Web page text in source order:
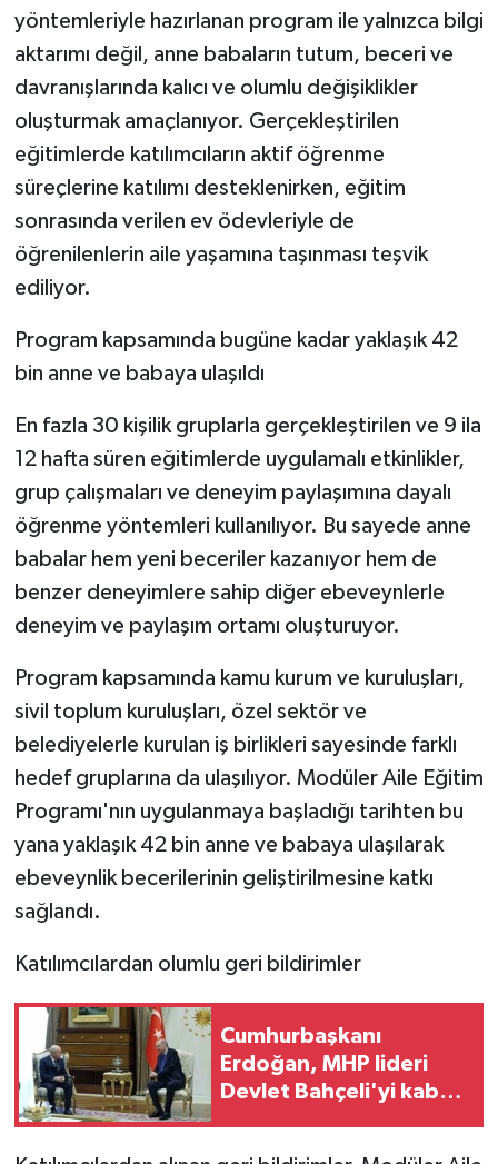
yöntemleriyle hazırlanan program ile yalnızca bilgi
aktarımı değil, anne babaların tutum, beceri ve
davranışlarında kalıcı ve olumlu değişiklikler
oluşturmak amaçlanıyor. Gerçekleştirilen
eğitimlerde katılımcıların aktif öğrenme
süreçlerine katılımı desteklenirken, eğitim
sonrasında verilen ev ödevleriyle de
öğrenilenlerin aile yaşamına taşınması teşvik
ediliyor.
Program kapsamında bugüne kadar yaklaşık 42
bin anne ve babaya ulaşıldı
En fazla 30 kişilik gruplarla gerçekleştirilen ve 9 ila
12 hafta süren eğitimlerde uygulamalı etkinlikler,
grup çalışmaları ve deneyim paylaşımına dayalı
öğrenme yöntemleri kullanılıyor. Bu sayede anne
babalar hem yeni beceriler kazanıyor hem de
benzer deneyimlere sahip diğer ebeveynlerle
deneyim ve paylaşım ortamı oluşturuyor.
Program kapsamında kamu kurum ve kuruluşları,
sivil toplum kuruluşları, özel sektör ve
belediyelerle kurulan iş birlikleri sayesinde farklı
hedef gruplarına da ulaşılıyor. Modüler Aile Eğitim
Programı'nın uygulanmaya başladığı tarihten bu
yana yaklaşık 42 bin anne ve babaya ulaşılarak
ebeveynlik becerilerinin geliştirilmesine katkı
sağlandı.
Katılımcılardan olumlu geri bildirimler
Cumhurbaşkanı
Erdoğan, MHP lideri
Devlet Bahçeli'yi kabul